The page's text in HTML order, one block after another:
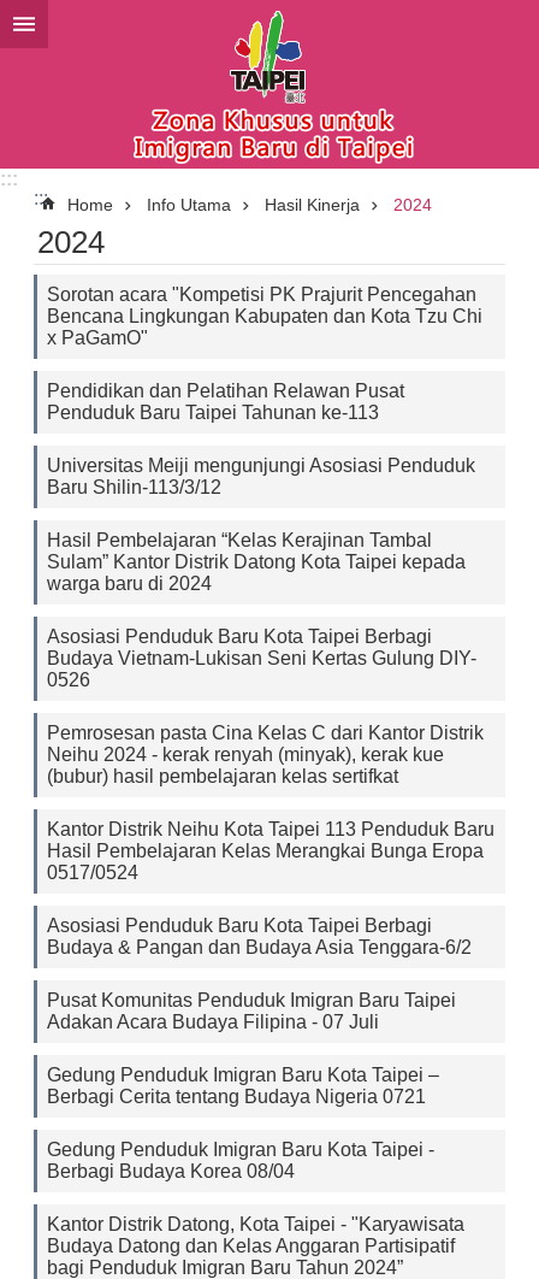
Lompat ke blok konten utama
:::
:::
Home Info Utama Hasil Kinerja 2024
2024
Sorotan acara "Kompetisi PK Prajurit Pencegahan
Bencana Lingkungan Kabupaten dan Kota Tzu Chi
x PaGamO"
Pendidikan dan Pelatihan Relawan Pusat
Penduduk Baru Taipei Tahunan ke-113
Universitas Meiji mengunjungi Asosiasi Penduduk
Baru Shilin-113/3/12
Hasil Pembelajaran “Kelas Kerajinan Tambal
Sulam” Kantor Distrik Datong Kota Taipei kepada
warga baru di 2024
Asosiasi Penduduk Baru Kota Taipei Berbagi
Budaya Vietnam-Lukisan Seni Kertas Gulung DIY-
0526
Pemrosesan pasta Cina Kelas C dari Kantor Distrik
Neihu 2024 - kerak renyah (minyak), kerak kue
(bubur) hasil pembelajaran kelas sertifkat
Kantor Distrik Neihu Kota Taipei 113 Penduduk Baru
Hasil Pembelajaran Kelas Merangkai Bunga Eropa
0517/0524
Asosiasi Penduduk Baru Kota Taipei Berbagi
Budaya & Pangan dan Budaya Asia Tenggara-6/2
Pusat Komunitas Penduduk Imigran Baru Taipei
Adakan Acara Budaya Filipina - 07 Juli
Gedung Penduduk Imigran Baru Kota Taipei –
Berbagi Cerita tentang Budaya Nigeria 0721
Gedung Penduduk Imigran Baru Kota Taipei -
Berbagi Budaya Korea 08/04
Kantor Distrik Datong, Kota Taipei - "Karyawisata
Budaya Datong dan Kelas Anggaran Partisipatif
bagi Penduduk Imigran Baru Tahun 2024”